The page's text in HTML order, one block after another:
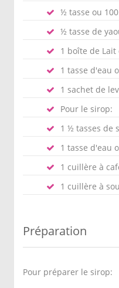
½ tasse ou
½ tasse de
1 boîte de
1 tasse d'eau
1 sachet de
Pour le sirop:
1 ½ tasses de
1 tasse d'eau
1 cuillère à
1 cuillère à
Préparation
Pour préparer le sirop: